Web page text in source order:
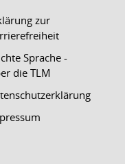
zur
Sprache -
die TLM